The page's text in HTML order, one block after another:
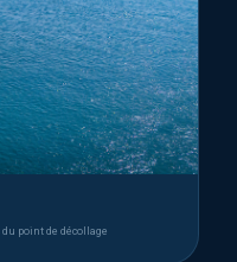
point de décollage